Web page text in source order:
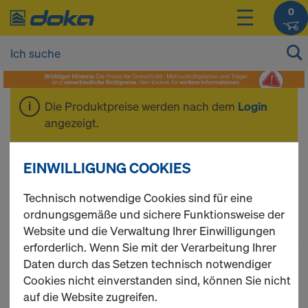
0
Die Produktpreise werden nach dem Login
angezeigt.
Stützenschalung RS
32 Produkte gefunden
Meist gesucht
EINWILLIGUNG COOKIES
Technisch notwendige Cookies sind für eine
ordnungsgemäße und sichere Funktionsweise der
Website und die Verwaltung Ihrer Einwilligungen
erforderlich. Wenn Sie mit der Verarbeitung Ihrer
Daten durch das Setzen technisch notwendiger
Cookies nicht einverstanden sind, können Sie nicht
auf die Website zugreifen.